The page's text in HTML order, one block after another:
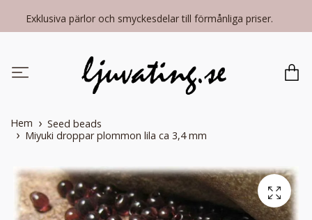
Exklusiva pärlor och smyckesdelar till förmånliga priser.
Hem
Seed beads
Miyuki droppar plommon lila ca 3,4 mm